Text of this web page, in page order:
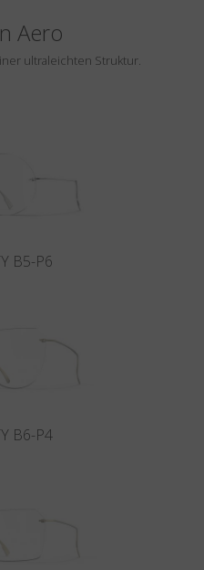
Aero
ultraleichten Struktur.
B5-P6
B6-P4